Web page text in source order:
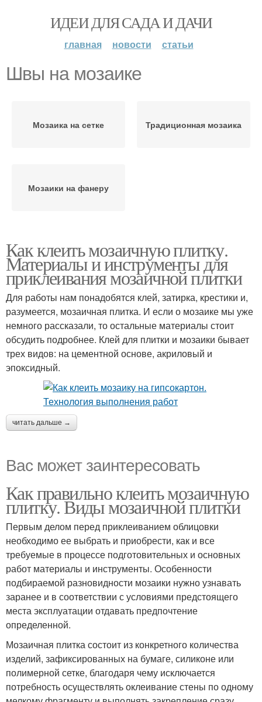
ИДЕИ ДЛЯ САДА И ДАЧИ
главная новости статьи
Швы на мозаике
Мозаика на сетке Традиционная мозаика
Мозаики на фанеру
Как клеить мозаичную плитку.
Материалы и инструменты для
приклеивания мозаичной плитки
Для работы нам понадобятся клей, затирка, крестики и,
разумеется, мозаичная плитка. И если о мозаике мы уже
немного рассказали, то остальные материалы стоит
обсудить подробнее. Клей для плитки и мозаики бывает
трех видов: на цементной основе, акриловый и
эпоксидный.
читать дальше →
Вас может заинтересовать
Как правильно клеить мозаичную
плитку. Виды мозаичной плитки
Первым делом перед приклеиванием облицовки
необходимо ее выбрать и приобрести, как и все
требуемые в процессе подготовительных и основных
работ материалы и инструменты. Особенности
подбираемой разновидности мозаики нужно узнавать
заранее и в соответствии с условиями предстоящего
места эксплуатации отдавать предпочтение
определенной.
Мозаичная плитка состоит из конкретного количества
изделий, зафиксированных на бумаге, силиконе или
полимерной сетке, благодаря чему исключается
потребность осуществлять оклеивание стены по одному